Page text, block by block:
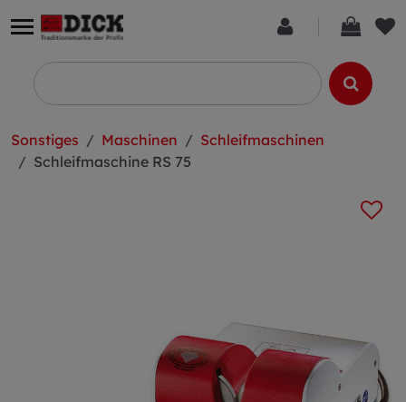
Sonstiges Maschinen
Schleifmaschinen
Schleifmaschine RS 75